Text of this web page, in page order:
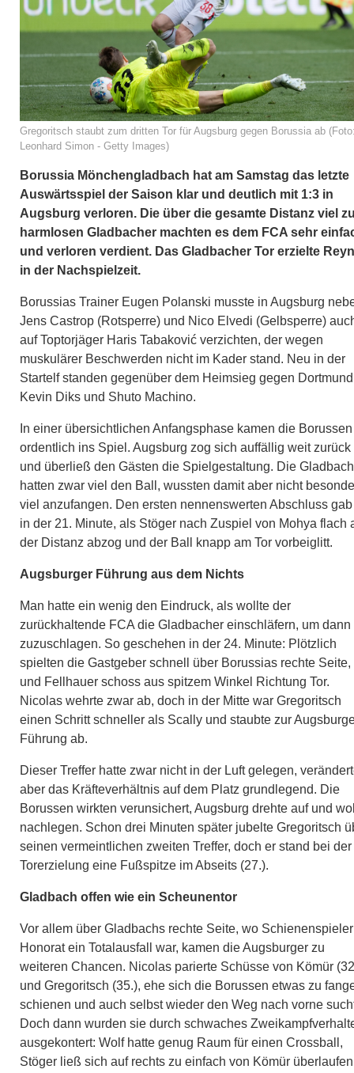
Gregoritsch staubt zum dritten Tor für Augsburg gegen Borussia ab
Leonhard Simon - Getty Images)
Borussia Mönchengladbach hat am Samstag das letzte
Auswärtsspiel der Saison klar und deutlich mit 1:3 in
Augsburg verloren. Die über die gesamte Distanz viel
harmlosen Gladbacher machten es dem FCA sehr
und verloren verdient. Das Gladbacher Tor erzielte
in der Nachspielzeit.
Borussias Trainer Eugen Polanski musste in Augsburg
Jens Castrop (Rotsperre) und Nico Elvedi (Gelbsperre)
auf Toptorjäger Haris Tabaković verzichten, der wegen
muskulärer Beschwerden nicht im Kader stand. Neu in der
Startelf standen gegenüber dem Heimsieg gegen Dortmund
Kevin Diks und Shuto Machino.
In einer übersichtlichen Anfangsphase kamen die Borussen
ordentlich ins Spiel. Augsburg zog sich auffällig weit zurück
und überließ den Gästen die Spielgestaltung. Die
hatten zwar viel den Ball, wussten damit aber nicht
viel anzufangen. Den ersten nennenswerten Abschluss
in der 21. Minute, als Stöger nach Zuspiel von Mohya flach
der Distanz abzog und der Ball knapp am Tor vorbeiglitt.
Augsburger Führung aus dem Nichts
Man hatte ein wenig den Eindruck, als wollte der
zurückhaltende FCA die Gladbacher einschläfern, um dann
zuzuschlagen. So geschehen in der 24. Minute: Plötzlich
spielten die Gastgeber schnell über Borussias rechte Seite,
und Fellhauer schoss aus spitzem Winkel Richtung Tor.
Nicolas wehrte zwar ab, doch in der Mitte war Gregoritsch
einen Schritt schneller als Scally und staubte zur
Führung ab.
Dieser Treffer hatte zwar nicht in der Luft gelegen,
aber das Kräfteverhältnis auf dem Platz grundlegend. Die
Borussen wirkten verunsichert, Augsburg drehte auf und
nachlegen. Schon drei Minuten später jubelte Gregoritsch
seinen vermeintlichen zweiten Treffer, doch er stand bei der
Torerzielung eine Fußspitze im Abseits (27.).
Gladbach offen wie ein Scheunentor
Vor allem über Gladbachs rechte Seite, wo Schienenspieler
Honorat ein Totalausfall war, kamen die Augsburger zu
weiteren Chancen. Nicolas parierte Schüsse von Kömür
und Gregoritsch (35.), ehe sich die Borussen etwas zu
schienen und auch selbst wieder den Weg nach vorne
Doch dann wurden sie durch schwaches
ausgekontert: Wolf hatte genug Raum für einen Crossball,
Stöger ließ sich auf rechts zu einfach von Kömür